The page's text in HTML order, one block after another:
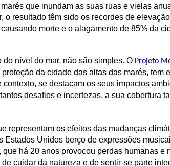
que inundam as suas ruas e vielas
resultado têm sido os recordes de
morte e o alagamento de 85% da
nível do mar, não são simples. O Projeto
da cidade das altas das marés, tem
se destacam os seus impactos
desafios e incertezas, a sua cobertura
representam os efeitos das mudanças
Unidos berço de expressões
, que há 20 anos provocou perdas humanas e
cuidar da natureza e de sentir-se parte